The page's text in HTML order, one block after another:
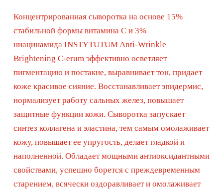
старением, всячески оздоравливает и омолаживает
кожу. В состав сыворотки входит витамин С в
нескольких стабильных формах: THD Ascorbate -
аскорбиновой кислоты, Аскорбил пальмитат,
Аскорбиновая кислота. Эти компоненты работают с
пигментацией, осветляют кожу, выравнивают тон,
при этом действуют мягко и не раздражают
эпидермис. Обладают омолаживающим
потенциалом, разглаживают рельеф, запускают
Обладают противовоспалительными свойствами,
препятствуют появлению воспалений, способствуют
их скорейшему заживлению. Тонизируют и
освежают кожу, улучшают микроциркуляцию.
Ниацинамид 3% восстанавливает липидный барьер,